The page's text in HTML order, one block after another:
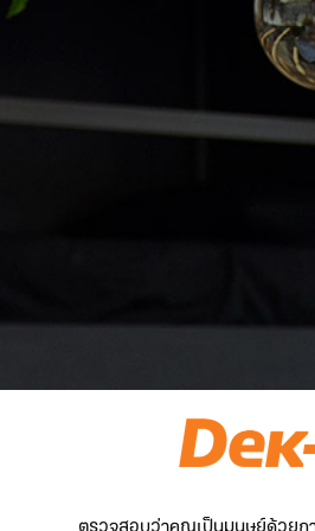
ตรวจสอบว่าคุณเป็นมนุษย์ด้วยก